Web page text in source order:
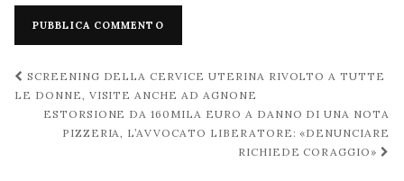
Navigazione
post
SCREENING DELLA CERVICE UTERINA RIVOLTO A TUTTE
LE DONNE, VISITE ANCHE AD AGNONE
ESTORSIONE DA 160MILA EURO A DANNO DI UNA NOTA
PIZZERIA, L’AVVOCATO LIBERATORE: «DENUNCIARE
RICHIEDE CORAGGIO»